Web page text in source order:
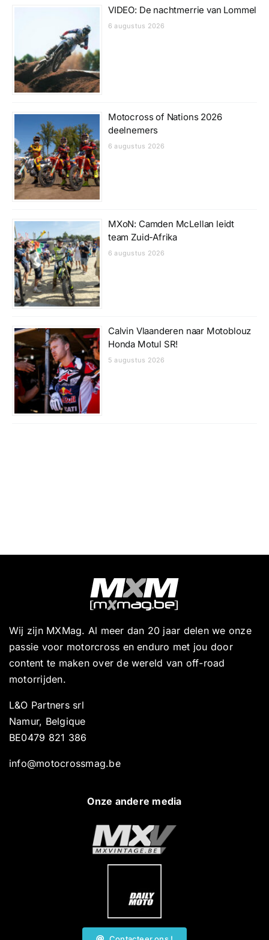
VIDEO: De nachtmerrie van Lommel
6 augustus 2026
Motocross of Nations 2026
deelnemers
6 augustus 2026
MXoN: Camden McLellan leidt
team Zuid-Afrika
6 augustus 2026
Calvin Vlaanderen naar Motoblouz
Honda Motul SR!
5 augustus 2026
Wij zijn MXMag. Al meer dan 20 jaar delen we onze
passie voor motorcross en enduro met jou door
content te maken over de wereld van off-road
motorrijden.
L&O Partners srl
Namur, Belgique
BE0479 821 386
info@motocrossmag.be
Onze andere media